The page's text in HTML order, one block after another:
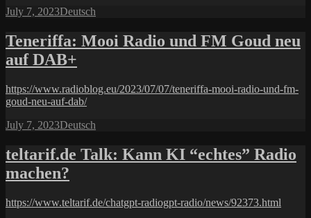
Posted
July 7, 2023Categories
Deutsch
Teneriffa: Mooi Radio und FM Goud neu
auf DAB+
https://www.radioblog.eu/2023/07/07/teneriffa-mooi-radio-und-fm-
goud-neu-auf-dab/
Posted
July 7, 2023Categories
Deutsch
teltarif.de Talk: Kann KI “echtes” Radio
machen?
https://www.teltarif.de/chatgpt-radiogpt-radio/news/92373.html